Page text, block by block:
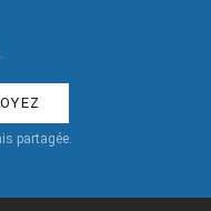
partagée.